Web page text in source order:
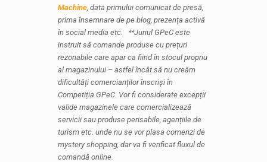
Machine, data primului comunicat de presă,
prima însemnare de pe blog, prezența activă
în social media etc.
**Juriul GPeC este
instruit să comande produse cu prețuri
rezonabile care apar ca fiind în stocul propriu
al magazinului – astfel încât să nu creăm
dificultăți comercianților înscriși în
Competiția GPeC. Vor fi considerate excepții
valide magazinele care comercializează
servicii sau produse perisabile, agențiile de
turism etc. unde nu se vor plasa comenzi de
mystery shopping, dar va fi verificat fluxul de
comandă online.